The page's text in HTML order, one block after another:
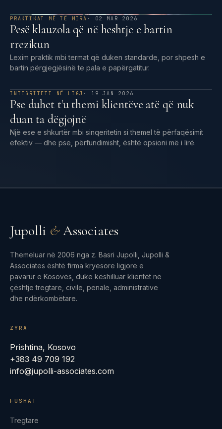
PRAKTIKAT MË TË MIRA · 02 MAR 2026
Pesë klauzola që në heshtje e bartin
rrezikun
Lexim praktik mbi termat që duken standarde, por shpesh e
bartin përgjegjësinë te pala e papërgatitur.
INTEGRITETI NË LIGJ · 19 JAN 2026
Pse duhet t'u themi klientëve atë që nuk
duan ta dëgjojnë
Një ese e shkurtër mbi sinqeritetin si themel të përfaqësimit
efektiv — dhe pse, përfundimisht, është opsioni më i lirë.
Jupolli &Associates
Themeluar në 2006 nga z. Basri Jupolli, Jupolli &
Associates është firma kryesore ligjore e
pavarur e Kosovës, duke këshilluar klientët në
çështje tregtare, civile, penale, administrative
dhe ndërkombëtare.
ZYRA
Prishtina, Kosovo
+383 49 709 192
info@jupolli-associates.com
FUSHAT
Tregtare